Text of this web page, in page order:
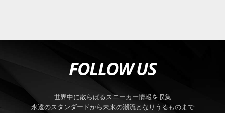
FOLLOW US
世界中に散らばるスニーカー情報を収集
永遠のスタンダードから未来の潮流となりうるものまで